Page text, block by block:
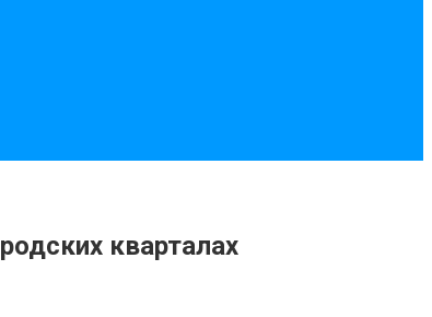
кварталах